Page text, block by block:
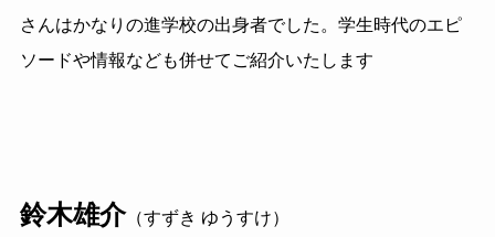
さんはかなりの進学校の出身者でした。学生時代のエピ
ソードや情報なども併せてご紹介いたします
鈴木雄介（すずき ゆうすけ）